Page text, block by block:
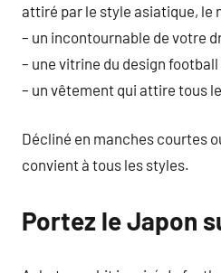
attiré par le style asiatique, le
– un incontournable de votre
– une vitrine du design
– un vêtement qui attire tous
Décliné en manches courtes
convient à tous les styles.
Portez le Japon